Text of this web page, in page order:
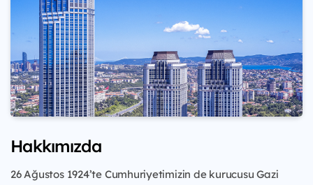
Hakkımızda
26 Ağustos 1924’te Cumhuriyetimizin de kurucusu Gazi